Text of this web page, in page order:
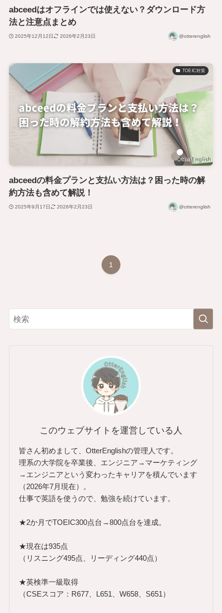
abceedはオフラインでは使えない？ダウンロード方
法と注意点まとめ
2025年12月12日 2026年2月23日 @otterenglish
TOEIC対策
abceedの料金プランと支払い方法は？困った時の解
約方法も含めて解説！
2025年9月17日 2026年2月23日 @otterenglish
1
このウェブサイトを運営している人
皆さん初めまして、OtterEnglishの管理人です。
理系の大学院を卒業後、エンジニア→マーケティング
→エンジニアという変わったキャリアを積んでいます
（2026年7月現在）。
仕事で英語を使うので、勉強を続けています。
★2か月でTOEIC300点台→800点台を達成。
★現在は935点
（リスニング495点、リーディング440点）
★英検準一級取得
（CSEスコア：R677、L651、W658、S651）